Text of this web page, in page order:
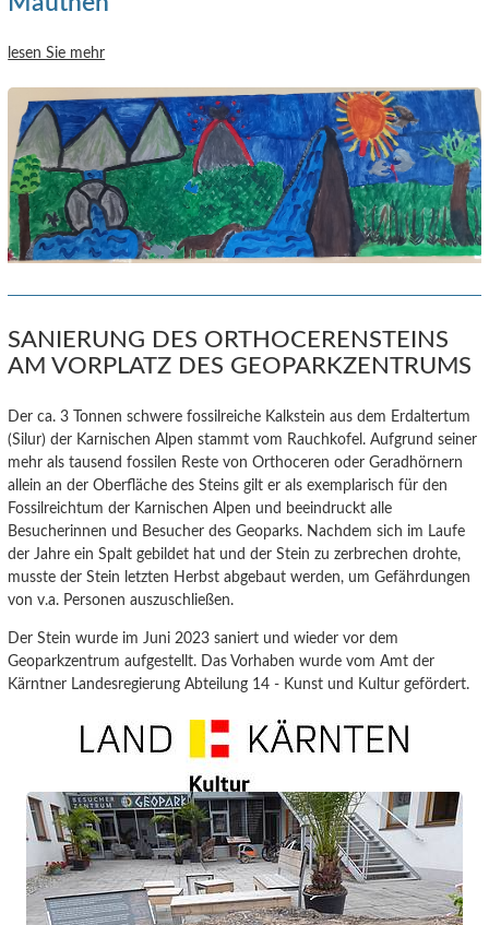
lesen Sie mehr
SANIERUNG DES ORTHOCERENSTEINS
AM VORPLATZ DES GEOPARKZENTRUMS
Der ca. 3 Tonnen schwere fossilreiche Kalkstein aus dem Erdaltertum
(Silur) der Karnischen Alpen stammt vom Rauchkofel.Aufgrund seiner
mehr als tausend fossilen Reste von Orthoceren oder Geradhörnern
allein an der Oberfläche des Steins gilt er als exemplarisch für den
Fossilreichtum der Karnischen Alpen und beeindruckt alle
Besucherinnen und Besucher des Geoparks. Nachdem sich im Laufe
der Jahre ein Spalt gebildet hat und der Stein zu zerbrechen drohte,
musste der Stein letzten Herbst abgebaut werden, um Gefährdungen
von v.a. Personen auszuschließen.
Der Stein wurde im Juni 2023 saniert und wieder vor dem
Geoparkzentrum aufgestellt. Das Vorhaben wurde vom Amt der
Kärntner Landesregierung Abteilung 14 - Kunst und Kultur gefördert.